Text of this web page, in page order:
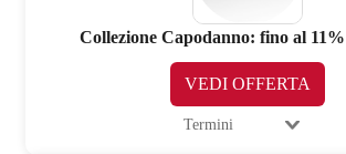
Collezione Capodanno: fino al
VEDI OFFERTA
Termini